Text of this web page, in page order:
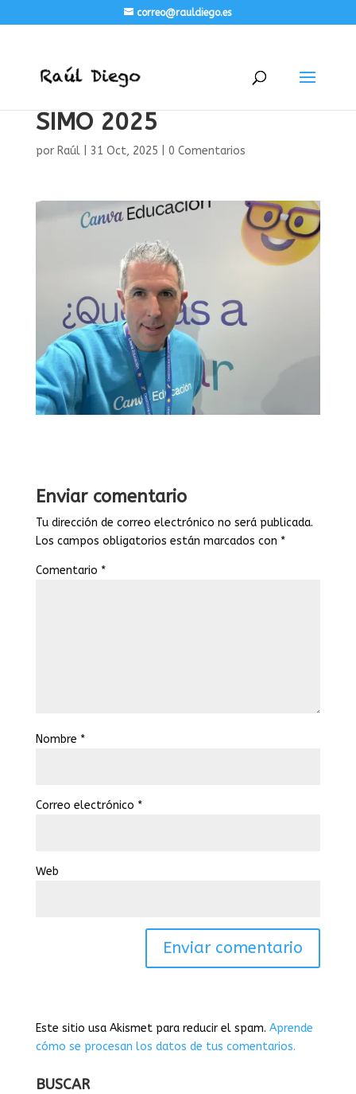
correo@rauldiego.es
SIMO 2025
por Raúl| 31 Oct, 2025 0 Comentarios
Enviar comentario
Tu dirección de correo electrónico no será publicada.
Los campos obligatorios están marcados con *
Comentario *
Nombre *
Correo electrónico *
Web
Este sitio usa Akismet para reducir el spam. Aprende
cómo se procesan los datos de tus comentarios.
BUSCAR